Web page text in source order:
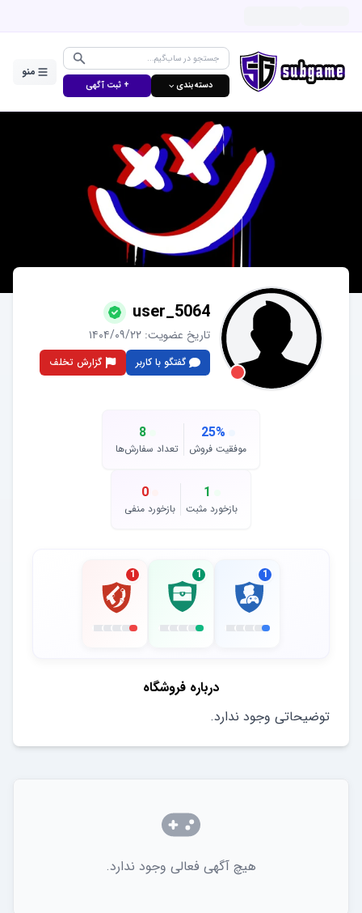
دسته‌بندی ⌵ + ثبت آگهی
منو
user_5064
تاریخ عضویت:۱۴۰۴/۰۹/۲۲
گفتگو با کاربر گزارش تخلف
25%
موفقیت فروش
8
تعداد سفارش‌ها
1
بازخورد مثبت
0
بازخورد منفی
1
1
1
درباره فروشگاه
توضیحاتی وجود ندارد.
هیچ آگهی فعالی وجود ندارد.